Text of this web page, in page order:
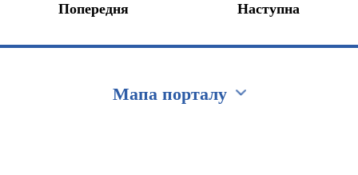
Попередня Наступна
Мапа порталу